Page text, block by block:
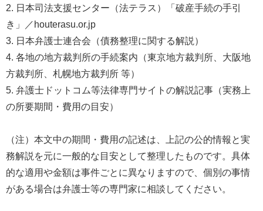
2. 日本司法支援センター（法テラス）「破産手続の手引
き」／houterasu.or.jp
3. 日本弁護士連合会（債務整理に関する解説）
4. 各地の地方裁判所の手続案内（東京地方裁判所、大阪地
方裁判所、札幌地方裁判所 等）
5. 弁護士ドットコム等法律専門サイトの解説記事（実務上
の所要期間・費用の目安）
（注）本文中の期間・費用の記述は、上記の公的情報と実
務解説を元に一般的な目安として整理したものです。具体
的な適用や金額は事件ごとに異なりますので、個別の事情
がある場合は弁護士等の専門家に相談してください。